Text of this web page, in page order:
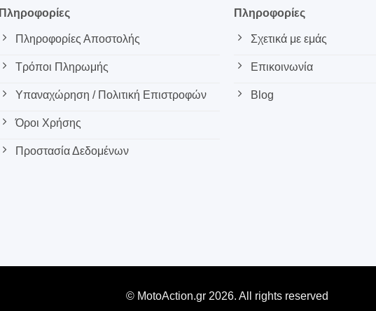
Πληροφορίες
Πληροφορίες Αποστολής
Τρόποι Πληρωμής
Υπαναχώρηση / Πολιτική Επιστροφών
Όροι Χρήσης
Προστασία Δεδομένων
Πληροφορίες
Σχετικά με εμάς
Επικοινωνία
Blog
© MotoAction.gr 2026. All rights reserved